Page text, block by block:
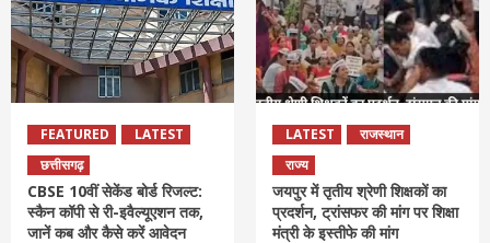
FEATURED
LATEST
छत्तीसगढ़
CBSE 10वीं सेकेंड बोर्ड रिजल्ट:
स्कैन कॉपी से री-इवैल्यूएशन तक,
जानें कब और कैसे करें आवेदन
LATEST
राजस्थान
राज्य
जयपुर में तृतीय श्रेणी शिक्षकों का
प्रदर्शन, ट्रांसफर की मांग पर शिक्षा
मंत्री के इस्तीफे की मांग